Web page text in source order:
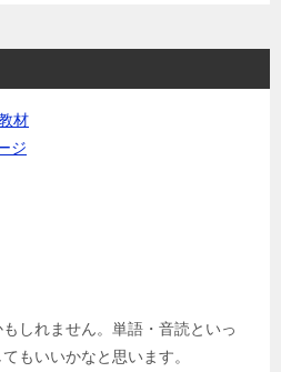
材
ジ
しれません。単語・音読といっ
もいいかなと思います。